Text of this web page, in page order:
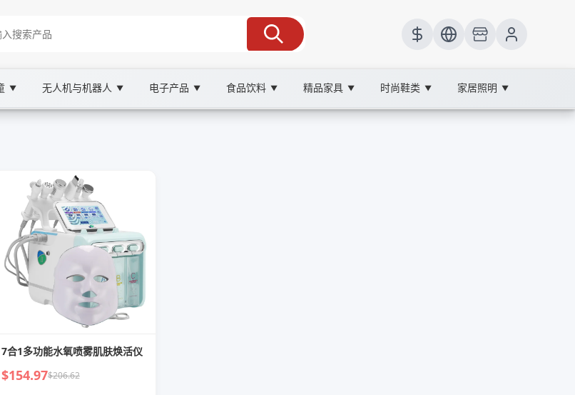
▼ 无人机与机器人 ▼ 电子产品 ▼ 食品饮料 ▼ 精品家具 ▼ 时尚鞋类 ▼ 家居照明 ▼
7合1多功能水氧喷雾肌肤焕活仪
$154.97$206.62